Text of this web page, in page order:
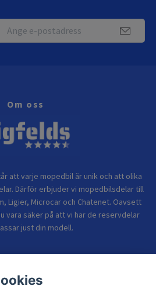
Om oss
att varje mopedbil är unik och att olika
Därför erbjuder vi mopedbilsdelar till
Ligier, Microcar och Chatenet. Oavsett
vara säker på att vi har de reservdelar
just din modell.